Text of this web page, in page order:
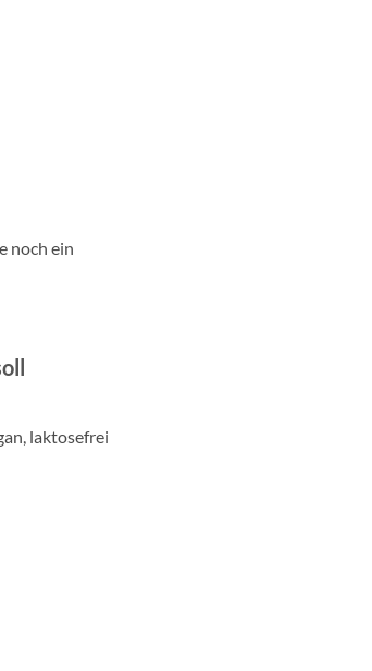
noch ein
laktosefrei